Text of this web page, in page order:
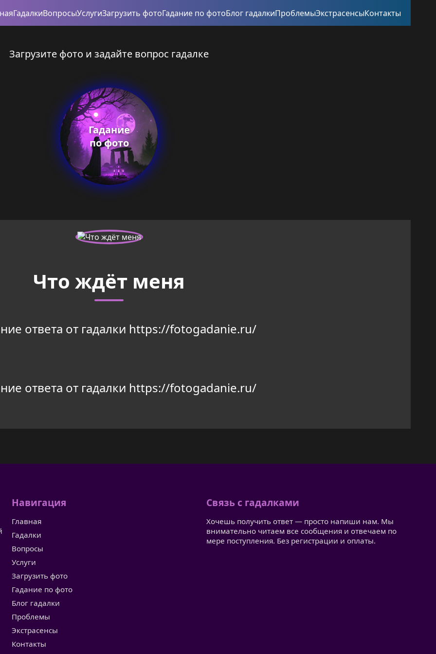
ГадалкиВопросыУслугиЗагрузить фотоГадание по фотоБлог гадалкиПроблемыЭкстрасенсыКонтакты
Загрузите фото и задайте вопрос гадалке
Гадание
по фото
Что ждёт меня
ответа от гадалки https://fotogadanie.ru/
ответа от гадалки https://fotogadanie.ru/
Навигация
Главная
Гадалки
Вопросы
Услуги
Загрузить фото
Гадание по фото
Блог гадалки
Проблемы
Экстрасенсы
Контакты
Связь с гадалками
Хочешь получить ответ — просто напиши нам. Мы
внимательно читаем все сообщения и отвечаем по
мере поступления. Без регистрации и оплаты.